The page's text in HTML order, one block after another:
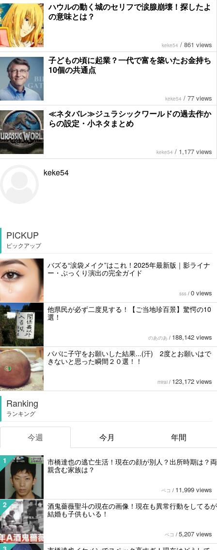
ハウルの動く城のセリフで涙腺崩壊！探したよ
の意味とは？
keke54 / 861 views
子どもの頃に起業？一代で富を築いたお金持ち
10個の共通点
keke54 / 77 views
≪ネタバレ≫ジュラシックワールドの過去作か
らの設定・小ネタまとめ
keke54 / 1,177 views
keke54
PICKUP
ピックアップ
バズる“涙袋メイク”はこれ！2025年最新版｜影ライナ
ー・ぷっくり演出の完全ガイド
sss / 0 views
他県民が必ず二度見する！【ご当地珍百景】驚愕の10
選！
のあのあ / 188,142 views
パパに子守をお願いした結果...(汗) 2度とお願いはで
きないと思った瞬間２０選！！
mirai / 123,172 views
Ranking
ランキング
今週 今月 年間
1
市橋達也の逃亡生活！現在の顔が別人？出所時期は？両
親含む家族は？
ペコ / 11,999 views
2
酒鬼薔薇聖斗の現在の画像！現在も異常行動をしてるが
結婚も子供もいる！
ペコ / 5,207 views